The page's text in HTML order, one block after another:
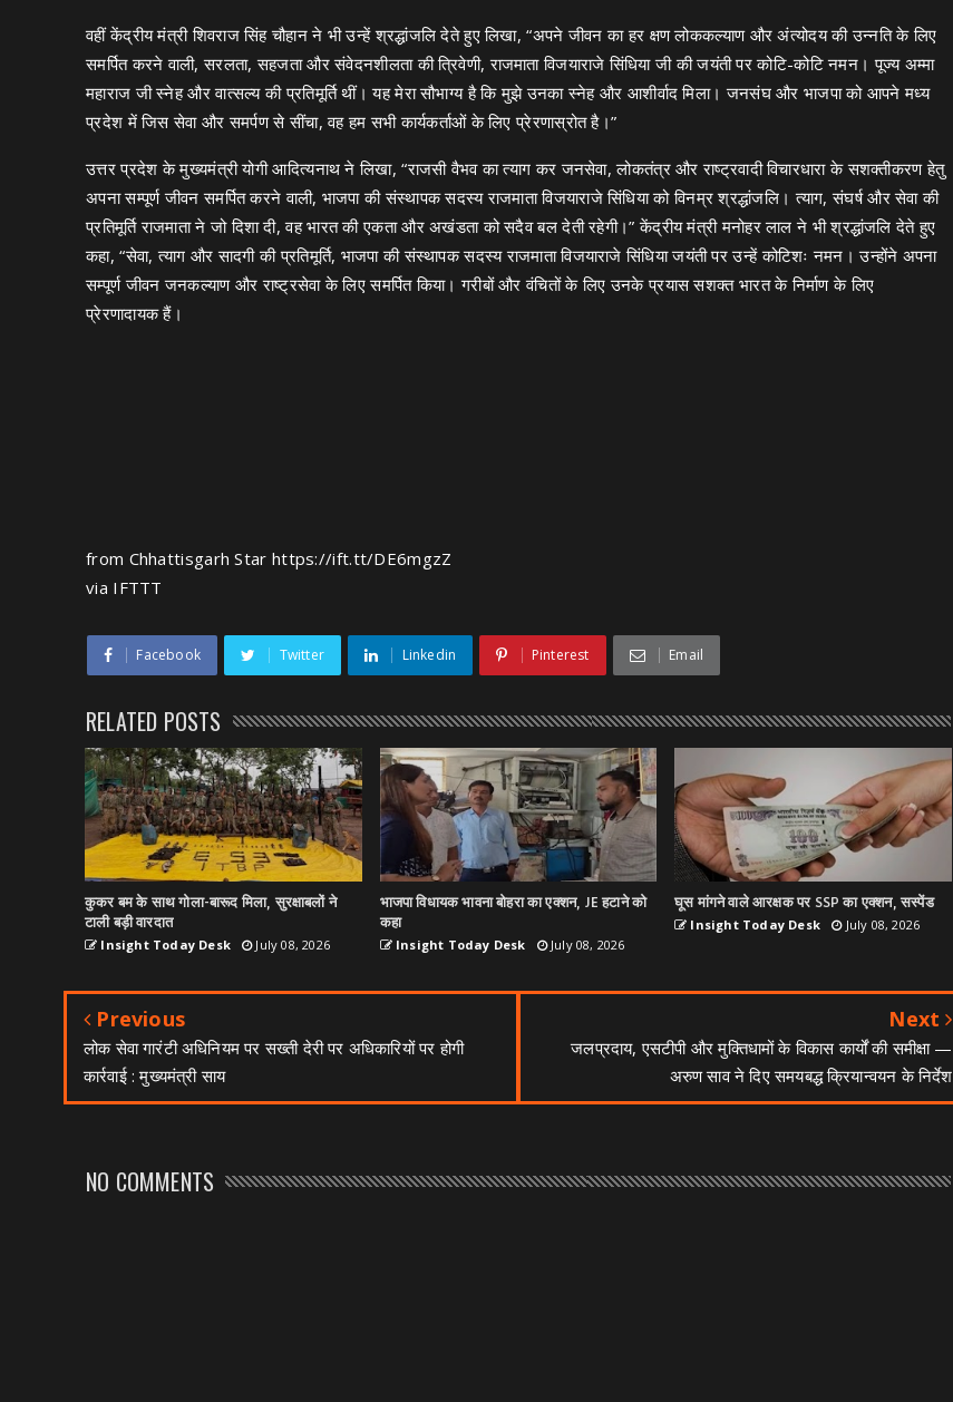
वहीं केंद्रीय मंत्री शिवराज सिंह चौहान ने भी उन्हें श्रद्धांजलि देते हुए लिखा, “अपने जीवन का हर क्षण लोककल्याण और अंत्योदय की उन्नति के लिए
समर्पित करने वाली, सरलता, सहजता और संवेदनशीलता की त्रिवेणी, राजमाता विजयाराजे सिंधिया जी की जयंती पर कोटि-कोटि नमन। पूज्य अम्मा
महाराज जी स्नेह और वात्सल्य की प्रतिमूर्ति थीं। यह मेरा सौभाग्य है कि मुझे उनका स्नेह और आशीर्वाद मिला। जनसंघ और भाजपा को आपने मध्य
प्रदेश में जिस सेवा और समर्पण से सींचा, वह हम सभी कार्यकर्ताओं के लिए प्रेरणास्रोत है।”
उत्तर प्रदेश के मुख्यमंत्री योगी आदित्यनाथ ने लिखा, “राजसी वैभव का त्याग कर जनसेवा, लोकतंत्र और राष्ट्रवादी विचारधारा के सशक्तीकरण हेतु
अपना सम्पूर्ण जीवन समर्पित करने वाली, भाजपा की संस्थापक सदस्य राजमाता विजयाराजे सिंधिया को विनम्र श्रद्धांजलि। त्याग, संघर्ष और सेवा की
प्रतिमूर्ति राजमाता ने जो दिशा दी, वह भारत की एकता और अखंडता को सदैव बल देती रहेगी।” केंद्रीय मंत्री मनोहर लाल ने भी श्रद्धांजलि देते हुए
कहा, “सेवा, त्याग और सादगी की प्रतिमूर्ति, भाजपा की संस्थापक सदस्य राजमाता विजयाराजे सिंधिया जयंती पर उन्हें कोटिशः नमन। उन्होंने अपना
सम्पूर्ण जीवन जनकल्याण और राष्ट्रसेवा के लिए समर्पित किया। गरीबों और वंचितों के लिए उनके प्रयास सशक्त भारत के निर्माण के लिए
प्रेरणादायक हैं।
from Chhattisgarh Star https://ift.tt/DE6mgzZ
via IFTTT
Facebook Twitter Linkedin Pinterest Email
RELATED POSTS
कुकर बम के साथ गोला-बारूद मिला, सुरक्षाबलों ने
टाली बड़ी वारदात
Insight Today Desk July 08, 2026
भाजपा विधायक भावना बोहरा का एक्शन, JE हटाने को
कहा
Insight Today Desk July 08, 2026
घूस मांगने वाले आरक्षक पर SSP का एक्शन, सस्पेंड
Insight Today Desk July 08, 2026
Previous
लोक सेवा गारंटी अधिनियम पर सख्ती देरी पर अधिकारियों पर होगी
कार्रवाई : मुख्यमंत्री साय
Next
जलप्रदाय, एसटीपी और मुक्तिधामों के विकास कार्यों की समीक्षा —
अरुण साव ने दिए समयबद्ध क्रियान्वयन के निर्देश
NO COMMENTS